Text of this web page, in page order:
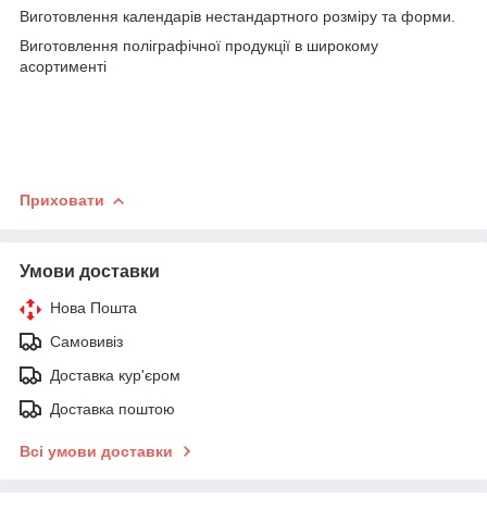
Виготовлення календарів нестандартного розміру та форми.
Виготовлення поліграфічної продукції в широкому
асортименті
Приховати
Умови доставки
Нова Пошта
Самовивіз
Доставка кур'єром
Доставка поштою
Всі умови доставки